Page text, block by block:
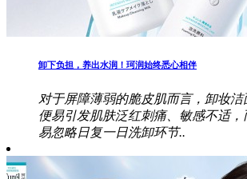
卸下负担，养出水润！珂润始终悉心相伴
对于屏障薄弱的脆皮肌而言，卸妆洁
便易引发肌肤泛红刺痛、敏感不适
易忽略日复一日洗卸环节..